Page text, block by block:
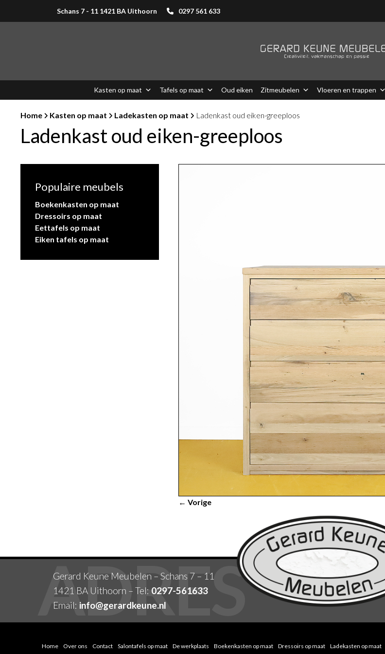
Schans 7 - 11 1421 BA Uithoorn 0297 561 633
Kasten op maat Tafels op maat Oud eiken Zitmeubelen Vloeren en trappen
Home Kasten op maat Ladekasten op maat Ladenkast oud eiken-greeploos
Ladenkast oud eiken-greeploos
Populaire meubels
Boekenkasten op maat
Dressoirs op maat
Eettafels op maat
Eiken tafels op maat
← Vorige
Gerard Keune Meubelen – Schans 7 – 11
1421 BA Uithoorn – Tel: 0297-561633
Email: info@gerardkeune.nl
Home Over ons Contact Salontafels op maat De werkplaats Boekenkasten op maat Dressoirs op maat Ladekasten op maat